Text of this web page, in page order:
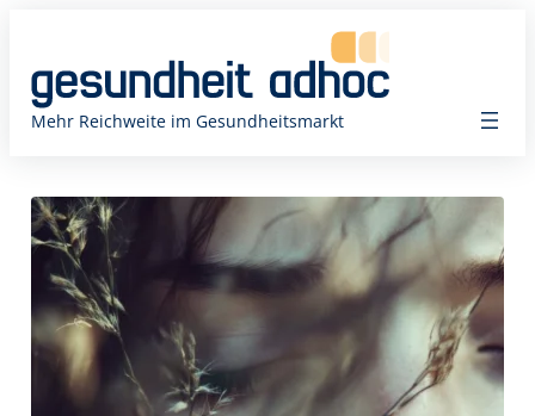
springen
Mehr Reichweite im Gesundheitsmarkt